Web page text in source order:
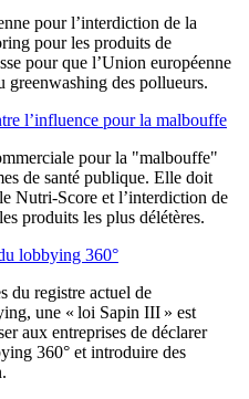
pour l’interdiction de la
pour les produits de
pour que l’Union européenne
greenwashing des pollueurs.
l’influence pour la malbouffe
pour la "malbouffe"
de santé publique. Elle doit
Nutri-Score et l’interdiction de
produits les plus délétères.
lobbying 360°
du registre actuel de
une « loi Sapin III » est
aux entreprises de déclarer
360° et introduire des